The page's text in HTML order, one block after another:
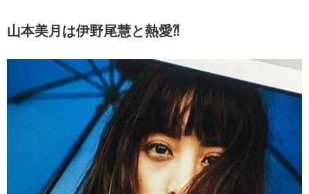
山本美月は伊野尾慧と熱愛⁈